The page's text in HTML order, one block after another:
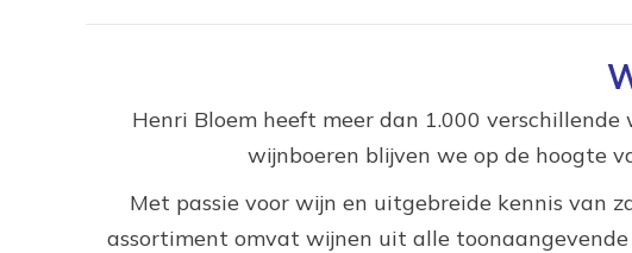
Henri Bloem heeft meer dan 1.000
wijnboeren blijven we op de hoogte
Met passie voor wijn en uitgebreide kennis van
assortiment omvat wijnen uit alle